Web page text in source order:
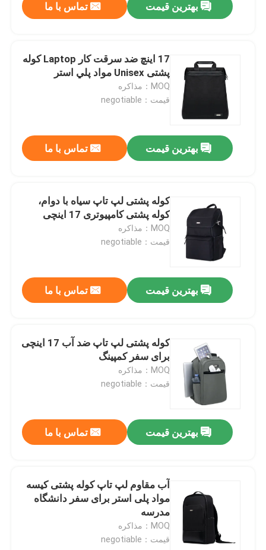
بهترین قیمت تماس با ما
17 اينچ ضد سرقت کار Laptop کوله
پشتی Unisex مواد پلي استر
MOQ：مذاکره
قیمت：negotiable
بهترین قیمت تماس با ما
کوله پشتی لپ تاپ سیاه با دوام،
کوله پشتی کامپیوتری 17 اینچی
MOQ：مذاکره
قیمت：negotiable
بهترین قیمت تماس با ما
کوله پشتی لپ تاپ ضد آب 17 اینچی
برای سفر کمپینگ
MOQ：مذاکره
قیمت：negotiable
بهترین قیمت تماس با ما
آب مقاوم لپ تاپ کوله پشتی کیسه
مواد پلی استر برای سفر دانشگاه
مدرسه
MOQ：مذاکره
قیمت：negotiable